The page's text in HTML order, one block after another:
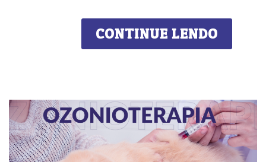
CONTINUE LENDO